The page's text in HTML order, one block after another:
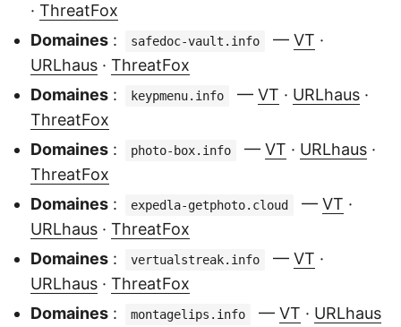
· ThreatFox
Domaines : safedoc-vault.info — VT ·
URLhaus · ThreatFox
Domaines : keypmenu.info — VT · URLhaus ·
ThreatFox
Domaines : photo-box.info — VT · URLhaus ·
ThreatFox
Domaines : expedla-getphoto.cloud — VT ·
URLhaus · ThreatFox
Domaines : vertualstreak.info — VT ·
URLhaus · ThreatFox
Domaines : montagelips.info — VT · URLhaus